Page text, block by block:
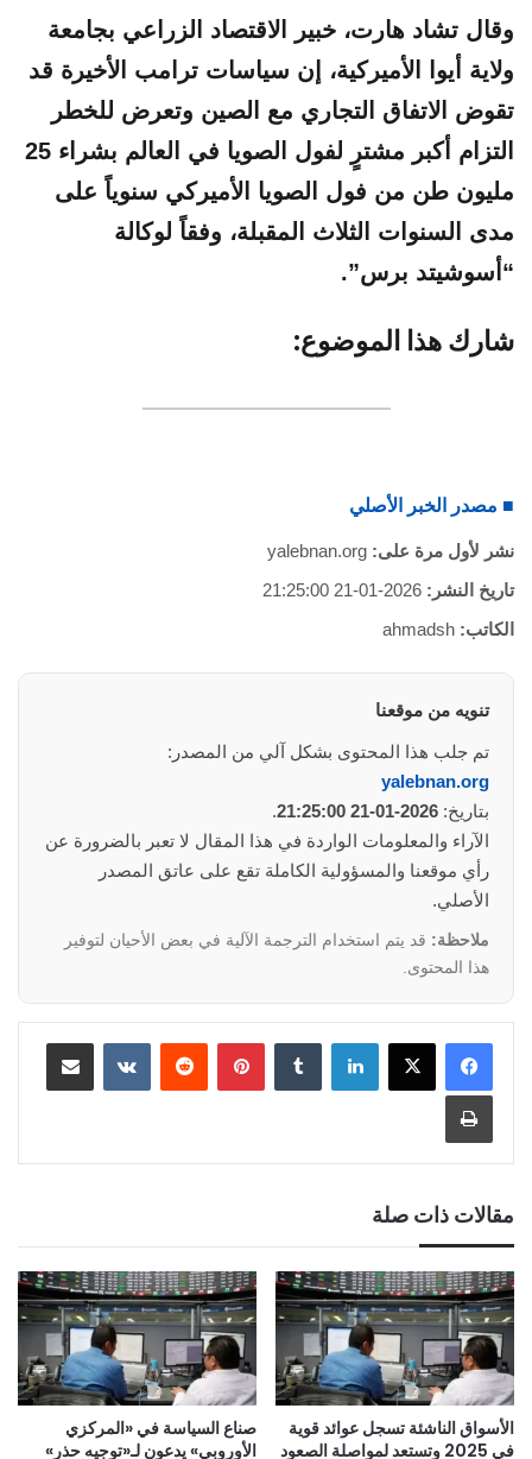
وقال تشاد هارت، خبير الاقتصاد الزراعي بجامعة
ولاية أيوا الأميركية، إن سياسات ترامب الأخيرة قد
تقوض الاتفاق التجاري مع الصين وتعرض للخطر
التزام أكبر مشترٍ لفول الصويا في العالم بشراء 25
مليون طن من فول الصويا الأميركي سنوياً على
مدى السنوات الثلاث المقبلة، وفقاً لوكالة
“أسوشيتد برس”.
شارك هذا الموضوع:
■ مصدر الخبر الأصلي
نشر لأول مرة على: yalebnan.org
تاريخ النشر: 2026-01-21 21:25:00
الكاتب: ahmadsh
تنويه من موقعنا
تم جلب هذا المحتوى بشكل آلي من المصدر:
yalebnan.org
بتاريخ: 2026-01-21 21:25:00
.
الآراء والمعلومات الواردة في هذا المقال لا تعبر بالضرورة عن
رأي موقعنا والمسؤولية الكاملة تقع على عاتق المصدر
الأصلي.
ملاحظة: قد يتم استخدام الترجمة الآلية في بعض الأحيان لتوفير
هذا المحتوى.
لينكدإن بينتيريست
مقالات ذات صلة
الأسواق الناشئة تسجل عوائد قوية
في 2025 وتستعد لمواصلة الصعود
صناع السياسة في «المركزي
الأوروبي» يدعون لـ«توجيه حذر»